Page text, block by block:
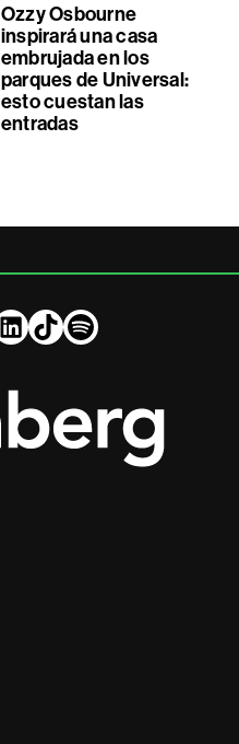
Ozzy Osbourne
inspirará una casa
embrujada en los
parques de Universal:
esto cuestan las
entradas